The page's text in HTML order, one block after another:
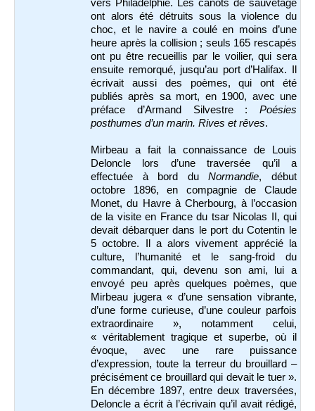
vers Philadelphie. Les canots de sauvetage
ont alors été détruits sous la violence du
choc, et le navire a coulé en moins d’une
heure après la collision ; seuls 165 rescapés
ont pu être recueillis par le voilier, qui sera
ensuite remorqué, jusqu’au port d’Halifax. Il
écrivait aussi des poèmes, qui ont été
publiés après sa mort, en 1900, avec une
préface d’Armand Silvestre : Poésies
posthumes d’un marin. Rives et rêves.
Mirbeau a fait la connaissance de Louis
Deloncle lors d’une traversée qu’il a
effectuée à bord duNormandie, début
octobre 1896, en compagnie de Claude
Monet, du Havre à Cherbourg, à l’occasion
de la visite en France du tsar Nicolas II, qui
devait débarquer dans le port du Cotentin le
5 octobre. Il a alors vivement apprécié la
culture, l’humanité et le sang-froid du
commandant, qui, devenu son ami, lui a
envoyé peu après quelques poèmes, que
Mirbeau jugera « d’une sensation vibrante,
d’une forme curieuse, d’une couleur parfois
extraordinaire », notamment celui,
« véritablement tragique et superbe, où il
évoque, avec une rare puissance
d’expression, toute la terreur du brouillard –
précisément ce brouillard qui devait le tuer ».
En décembre 1897, entre deux traversées,
Deloncle a écrit à l’écrivain qu’il avait rédigé,